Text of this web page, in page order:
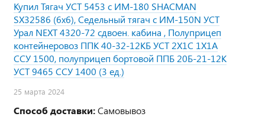
Купил Тягач УСТ 5453 с ИМ-180 SHACMAN
SX32586 (6х6), Седельный тягач с ИМ-150N УСТ
Урал NEXT 4320-72 сдвоен. кабина , Полуприцеп
контейнеровоз ППК 40-32-12КБ УСТ 2Х1С 1Х1А
ССУ 1500, полуприцеп бортовой ППБ 20Б-21-12К
УСТ 9465 ССУ 1400 (3 ед.)
25 марта 2024
Способ доставки:Самовывоз